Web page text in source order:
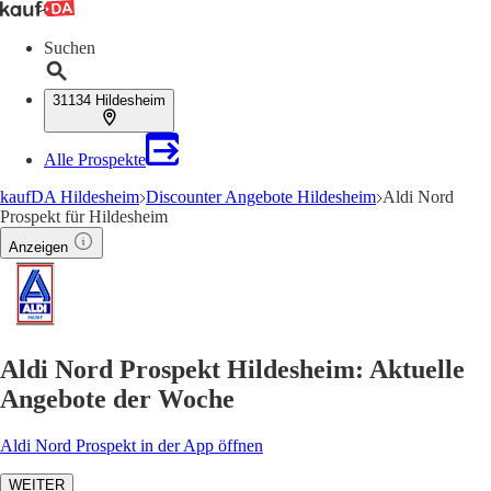
Suchen
31134 Hildesheim
Alle Prospekte
kaufDA Hildesheim Discounter Angebote Hildesheim Aldi Nord
Prospekt für Hildesheim
Anzeigen
Aldi Nord Prospekt Hildesheim: Aktuelle
Angebote der Woche
Aldi Nord Prospekt in der App öffnen
WEITER